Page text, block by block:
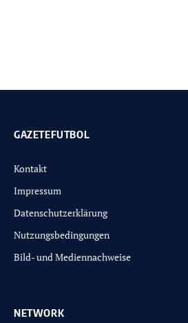
GAZETEFUTBOL
Kontakt
Impressum
Datenschutzerklärung
Nutzungsbedingungen
Bild- und Mediennachweise
NETWORK